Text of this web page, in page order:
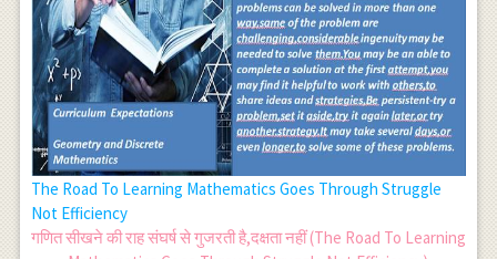
The Road To Learning Mathematics Goes Through Struggle
Not Efficiency
गणित सीखने की राह संघर्ष से गुजरती है,दक्षता नहीं (The Road To Learning